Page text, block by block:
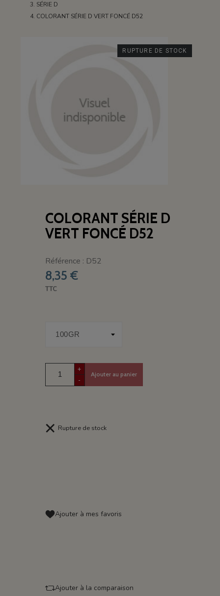
SÉRIE D
COLORANT SÉRIE D VERT FONCÉ D52
RUPTURE DE STOCK
COLORANT SÉRIE D
VERT FONCÉ D52
Référence : D52
8,35 €
TTC
+
-
Ajouter au panier
Rupture de stock
Ajouter à mes favoris
Ajouter à la comparaison